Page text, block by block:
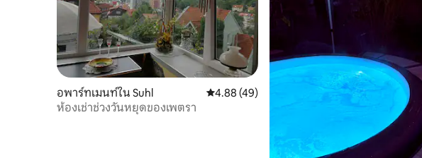
อพาร์ทเมนท์ใน Suhl คะแนนเฉลี่ย 4.88 จาก 5, 49 รีวิว
4.88 (49)
ห้องเช่าช่วงวันหยุดของเพตรา